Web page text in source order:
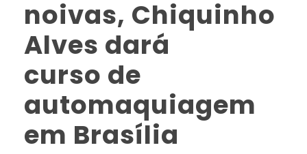
noivas, Chiquinho
Alves dará
curso de
automaquiagem
em Brasília